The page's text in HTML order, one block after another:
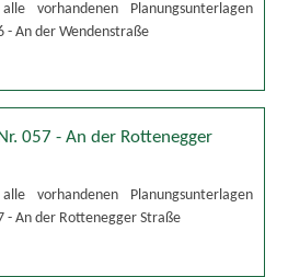
vorhandenen Planungsunterlagen
- An der Wendenstraße
057 - An der Rottenegger
vorhandenen Planungsunterlagen
- An der Rottenegger Straße